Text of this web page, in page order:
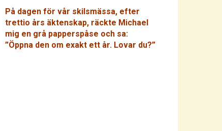
På dagen för vår skilsmässa, efter
trettio års äktenskap, räckte Michael
mig en grå papperspåse och sa:
”Öppna den om exakt ett år. Lovar du?”